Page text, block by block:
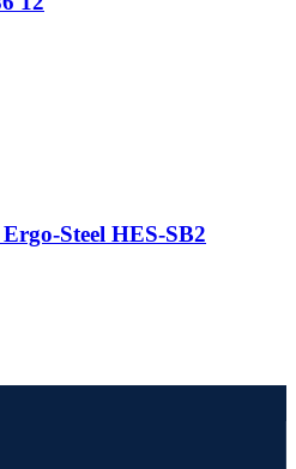
Steel HES-SB2